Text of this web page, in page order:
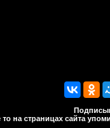
на страницах сайта